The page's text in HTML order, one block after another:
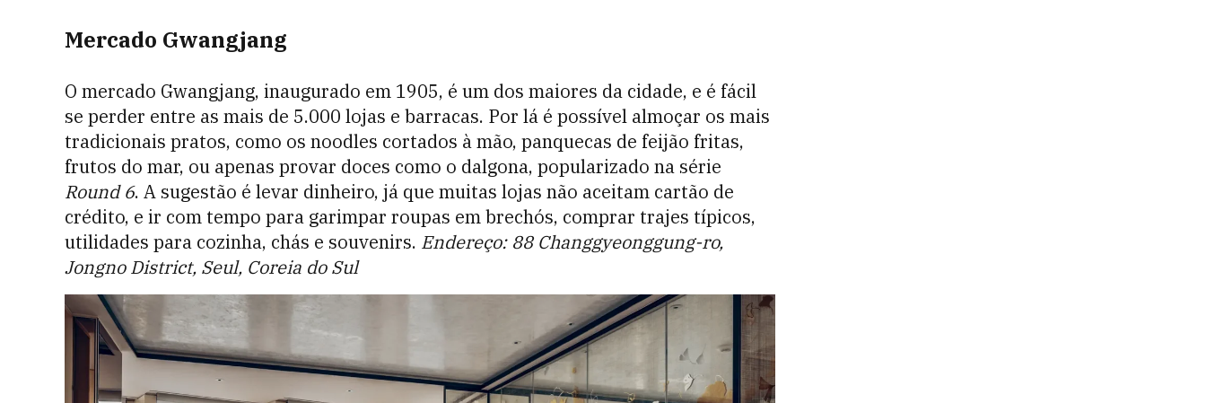
Mercado Gwangjang
O mercado Gwangjang, inaugurado em 1905, é um dos maiores da cidade, e é fácil
se perder entre as mais de 5.000 lojas e barracas. Por lá é possível almoçar os mais
tradicionais pratos, como os noodles cortados à mão, panquecas de feijão fritas,
frutos do mar, ou apenas provar doces como o dalgona, popularizado na série
Round 6. A sugestão é levar dinheiro, já que muitas lojas não aceitam cartão de
crédito, e ir com tempo para garimpar roupas em brechós, comprar trajes típicos,
utilidades para cozinha, chás e souvenirs. Endereço: 88 Changgyeonggung-ro,
Jongno District, Seul, Coreia do Sul